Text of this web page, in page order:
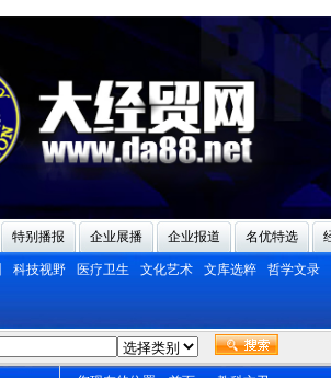
特别播报 企业展播 企业报道 名优特选
科技视野 医疗卫生 文化艺术 文库选粹 哲学文录